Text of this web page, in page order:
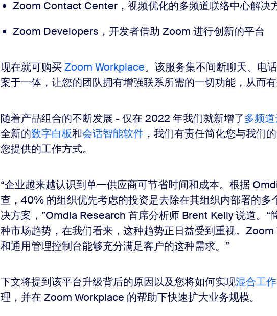
Zoom Contact Center，视频优化的多频道联络中心解决
Zoom Developers，开发者借助 Zoom 进行创新的平台
现在就可购买Zoom Workplace。该服务集不间断聊天、电
案于一体，让您的团队拥有增强联系所需的一切功能，从而
随着产品组合的不断发展 - 仅在 2022 年我们就新增了多频
全新的数字白板和会话智能软件，我们有责任简化您与我们
您提供的工作方式。
“企业越来越认识到单一供应商可节省时间和成本。根据
查，40% 的组织优先考虑的投资是去除在其组织内部署的多
决方案，”Omdia Research 首席分析师 Brent Kelly 说道。“
种市场趋势，在我们看来，这种趋势正日益受到重视。
和通用管理控制台能够充分满足客户的这种需求。”
下文将提到该平台升级背后的原因以及您将如何实现混合工作
理，并在 Zoom Workplace 的帮助下快速扩大业务规模。